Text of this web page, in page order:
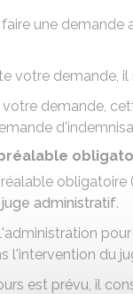
une
votre demande,
demande,
obligatoire
administratif.
l'intervention du
est prévu, il